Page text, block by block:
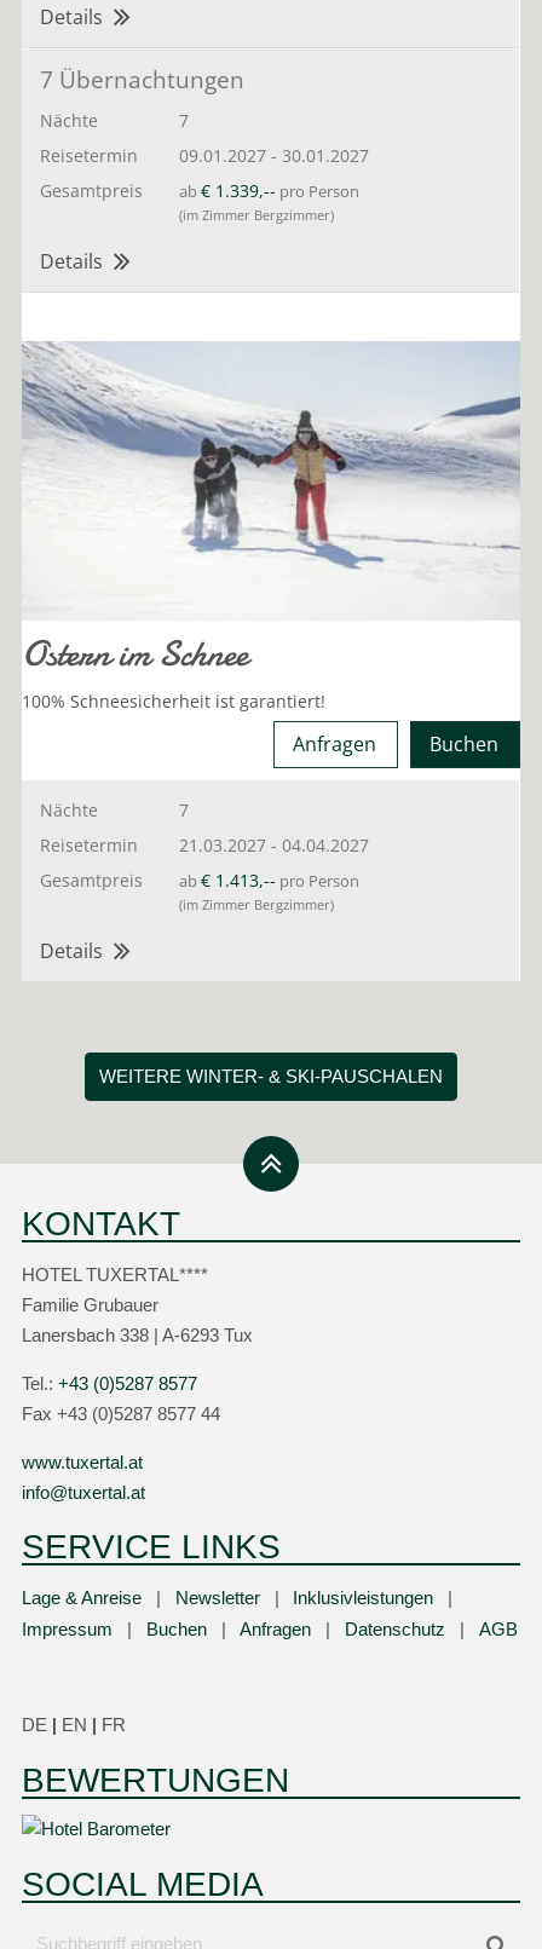
Details
7 Übernachtungen
Nächte
7
Reisetermin
09.01.2027 -30.01.2027
Gesamtpreis
ab€ 1.339,-- pro Person
(im Zimmer Bergzimmer)
Details
Ostern im Schnee
100% Schneesicherheit ist garantiert!
Buchen
Anfragen
Nächte
7
Reisetermin
21.03.2027 -04.04.2027
Gesamtpreis
ab€ 1.413,-- pro Person
(im Zimmer Bergzimmer)
Details
WEITERE WINTER- & SKI-PAUSCHALEN
KONTAKT
HOTEL TUXERTAL****
Familie Grubauer
Lanersbach 338 | A-6293 Tux
Tel.:+43 (0)5287 8577
Fax +43 (0)5287 8577 44
www.tuxertal.at
info@tuxertal.at
SERVICE LINKS
Lage & Anreise Newsletter
Inklusivleistungen
Impressum
Buchen Anfragen Datenschutz AGB
DE EN FR
BEWERTUNGEN
SOCIAL MEDIA
Suchbegriff